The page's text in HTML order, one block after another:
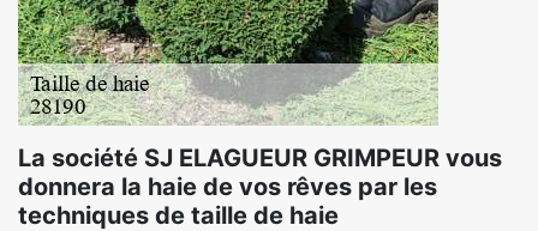
La société SJ ELAGUEUR GRIMPEUR vous
donnera la haie de vos rêves par les
techniques de taille de haie